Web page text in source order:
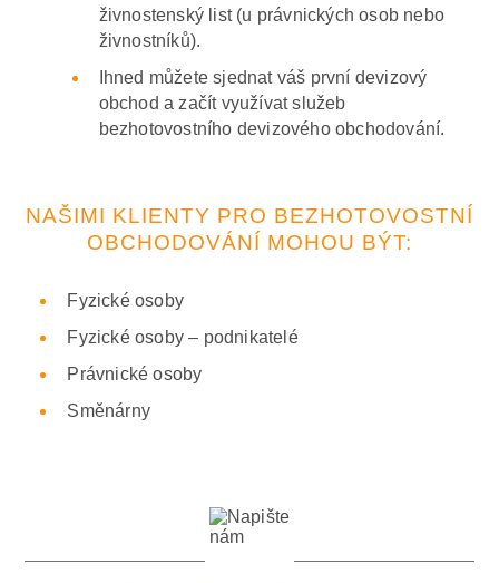
živnostenský list (u právnických osob nebo
živnostníků).
Ihned můžete sjednat váš první devizový
obchod a začít využívat služeb
bezhotovostního devizového obchodování.
NAŠIMI KLIENTY PRO BEZHOTOVOSTNÍ
OBCHODOVÁNÍ MOHOU BÝT:
Fyzické osoby
Fyzické osoby – podnikatelé
Právnické osoby
Směnárny